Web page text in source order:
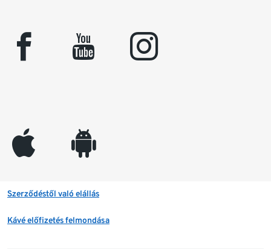
facebook youtube instagram
appleinc android
Szerződéstől való elállás
Kávé előfizetés felmondása